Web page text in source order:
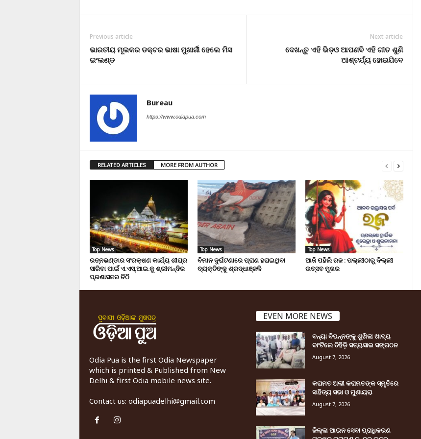
Previous article
ଭାରତୀୟ ମୂଲକର ଡକ୍ଟର ଭାଷା ମୁଖାର୍ଜୀ ହେଲେ ମିସ
ଇଂଲଣ୍ଡ
Next article
ଦେଖନ୍ତୁ ଏହି ଭିଡ଼ଓ ଆପଣବି ଏହି ଗୀତ ଶୁଣି
ଆଶ୍ଟର୍ଯ୍ୟ ହୋଇଯିବେ
Bureau
https://www.odiapua.com
RELATED ARTICLES MORE FROM AUTHOR
Top News
ରତ୍ନଭଣ୍ଡାର ସଂରକ୍ଷଣ କାର୍ଯ୍ୟ ଶୀଘ୍ର
ସାରିବା ପାଇଁ ଏ.ଏସ୍.ଆଇ.କୁ ଶ୍ରୀମନ୍ଦିର
ପ୍ରଶାସନର ଚିଠି
Top News
ବିମାନ ଦୁର୍ଘଟଣାରେ ପ୍ରାଣ ହରାଇଥିବା
ବ୍ୟକ୍ତିଙ୍କୁ ଶ୍ରଦ୍ଧାଞ୍ଜଳି
Top News
ଆଜି ପହିଲି ରଜ : ପଲ୍ଲୀଠାରୁ ଦିଲ୍ଲୀ
ଉତ୍ସବ ମୁଖର
Odia Pua is the first Odia Newspaper
which is printed & Published from New
Delhi & first Odia mobile news site.
Contact us: odiapuadelhi@gmail.com
EVEN MORE NEWS
ବନ୍ୟା ବିପନ୍ନଙ୍କୁ ଶୁଖିଲା ଖାଦ୍ୟ
ବାଂଟିଲେ ତିହିଡି଼ ସତ୍ୟସାଇ ସଙ୍ଗଠନ
August 7, 2026
କରାମତ ଅଲୀ କରାମତଙ୍କ ସ୍ମୃତିରେ
ସାହିତ୍ୟ ସଭା ଓ ମୁଶାୟରା
August 7, 2026
ଜିଲ୍ଲା ଆଇନ ସେବା ପ୍ରାଧିକରଣ